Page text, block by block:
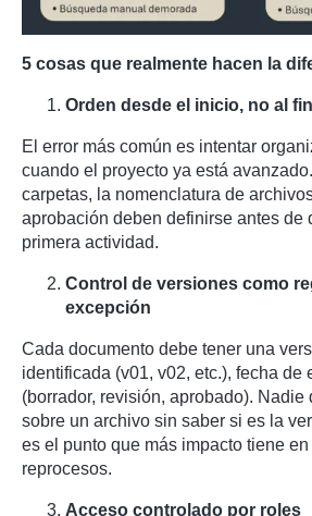
5 cosas que realmente hacen la
Orden desde el inicio, no al
El error más común es intentar
cuando el proyecto ya está
carpetas, la nomenclatura de
aprobación deben definirse antes de
primera actividad.
Control de versiones como
excepción
Cada documento debe tener una
identificada (v01, v02, etc.), fecha de
(borrador, revisión, aprobado). Nadie
sobre un archivo sin saber si es la
es el punto que más impacto tiene
reprocesos.
Acceso controlado por roles